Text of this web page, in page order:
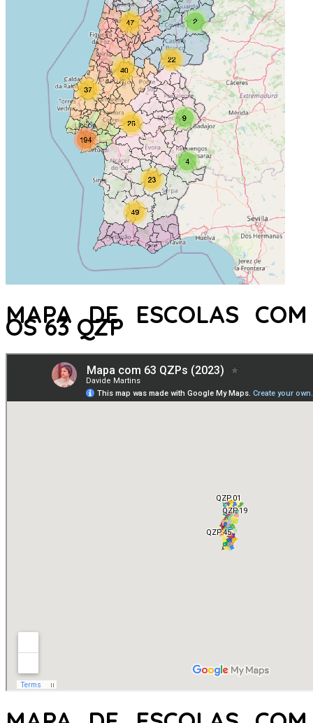
MAPA DE ESCOLAS COM
OS 63 QZP